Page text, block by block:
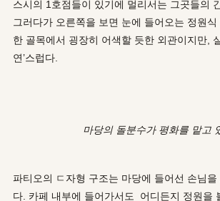
스시의 1호점들이 있기에 멀리서는 그곳들의
그러다가 오른쪽을 보면 눈에 들어오는 정원
한 골목에서 굉장히 어색할 듯한 외관이지만,
연’스럽다.
마당의 돌분수가 평화를 맡고
파티오의 ㄷ자형 구조는 마당에 들어선 손님
다. 카페 내부에 들어가서도 어디든지 정원을